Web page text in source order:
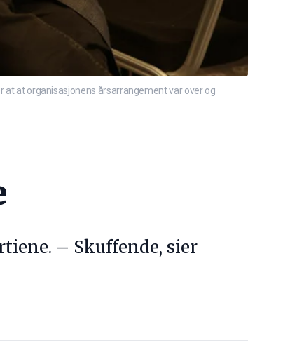
at organisasjonens årsarrangement var over og
– Skuffende, sier